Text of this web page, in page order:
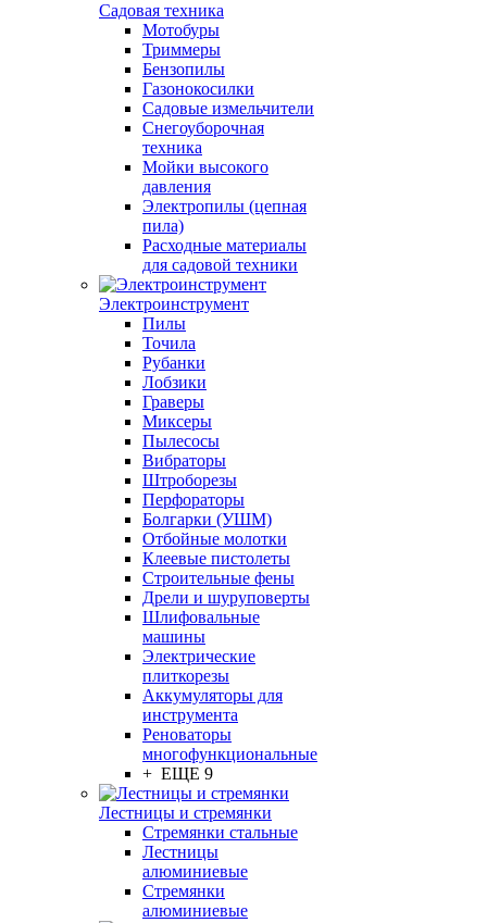
Садовая техника
Мотобуры
Триммеры
Бензопилы
Газонокосилки
Садовые измельчители
Снегоуборочная
техника
Мойки высокого
давления
Электропилы (цепная
пила)
Расходные материалы
для садовой техники
Электроинструмент
Пилы
Точила
Рубанки
Лобзики
Граверы
Миксеры
Пылесосы
Вибраторы
Штроборезы
Перфораторы
Болгарки (УШМ)
Отбойные молотки
Клеевые пистолеты
Строительные фены
Дрели и шуруповерты
Шлифовальные
машины
Электрические
плиткорезы
Аккумуляторы для
инструмента
Реноваторы
многофункциональные
+ ЕЩЕ 9
Лестницы и стремянки
Стремянки стальные
Лестницы
алюминиевые
Стремянки
алюминиевые